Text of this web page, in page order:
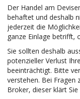
Der Handel am
behaftet und deshalb
jederzeit die
ganze Einlage betrifft,
Sie sollten deshalb
potenzieller Verlust
beeinträchtigt. Bitte
verstehen. Bei Fragen
Broker, dieser klärt